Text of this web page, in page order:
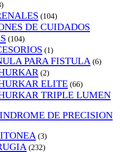
(104)
DE CUIDADOS
(104)
(1)
PARA FISTULA (6)
(2)
ELITE (66)
TRIPLE LUMEN
DE PRECISION
(3)
(232)